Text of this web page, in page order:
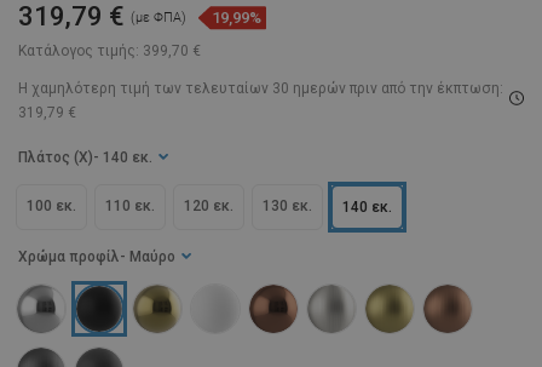
Κατάλογος τιμής: 399,70 €
319,79 € (με ΦΠΑ) 19,99%
Η χαμηλότερη τιμή των τελευταίων 30 ημερών πριν από την έκπτωση:
319,79 €
Χρώμα προφίλ - Μαύρο
Πλάτος (X) - 140 εκ.
100 εκ. 110 εκ. 120 εκ. 130 εκ. 140 εκ.